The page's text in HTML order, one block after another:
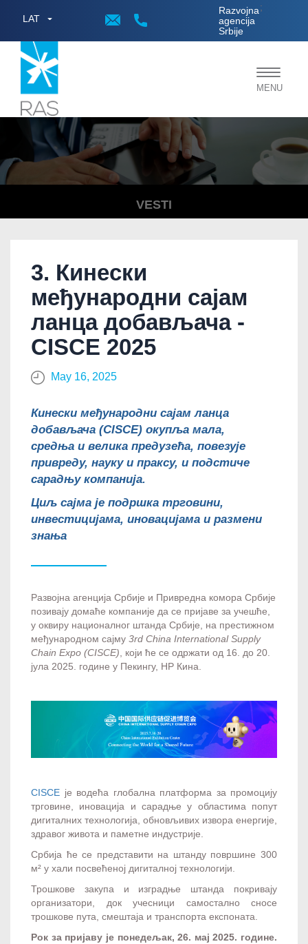
LAT
Razvojna
agencija
Srbije
;
Toggle
MENU
VESTI
3. Кинески
међународни сајам
ланца добављача -
CISCE 2025
May 16, 2025
Кинески међународни сајам ланца
добављача (CISCE) окупља мала,
средња и велика предузећа, повезује
привреду, науку и праксу, и подстиче
сарадњу компанија.
Циљ сајма је подршка трговини,
инвестицијама, иновацијама и размени
знања
Развојна агенција Србије и Привредна комора Србије
позивају домаће компаније да се пријаве за учешће,
у оквиру националног штанда Србије, на престижном
међународном сајму 3rd China International Supply
Chain Expo (CISCE) , који ће се одржати од 16. до 20.
јула 2025. године у Пекингу, НР Кина.
CISCE је водећа глобална платформа за промоцију
трговине, иновација и сарадње у областима попут
дигиталних технологија, обновљивих извора енергије,
здравог живота и паметне индустрије.
Србија ће се представити на штанду површине 300
м² у хали посвећеној дигиталној технологији.
Трошкове закупа и изградње штанда покривају
организатори, док учесници самостално сносе
трошкове пута, смештаја и транспорта експоната.
Рок за пријаву је понедељак, 26. мај 2025. године.